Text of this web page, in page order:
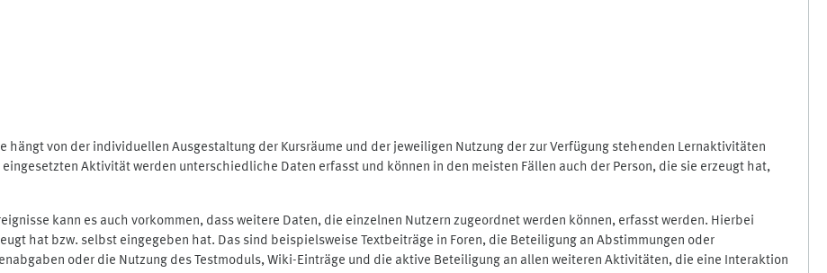
hängt von der individuellen Ausgestaltung der Kursräume und der jeweiligen Nutzung der zur Verfügung stehenden Lernaktivitäten
Aktivität werden unterschiedliche Daten erfasst und können in den meisten Fällen auch der Person, die sie erzeugt hat,
kann es auch vorkommen, dass weitere Daten, die einzelnen Nutzern zugeordnet werden können, erfasst werden. Hierbei
hat bzw. selbst eingegeben hat. Das sind beispielsweise Textbeiträge in Foren, die Beteiligung an Abstimmungen oder
oder die Nutzung des Testmoduls, Wiki-Einträge und die aktive Beteiligung an allen weiteren Aktivitäten, die eine Interaktion